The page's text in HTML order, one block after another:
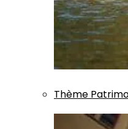
Thème